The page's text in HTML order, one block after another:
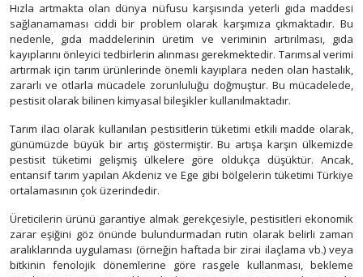
Hızla artmakta olan dünya nüfusu karşısında yeterli gıda maddesi
sağlanamaması ciddi bir problem olarak karşımıza çıkmaktadır. Bu
nedenle, gıda maddelerinin üretim ve veriminin artırılması, gıda
kayıplarını önleyici tedbirlerin alınması gerekmektedir. Tarımsal verimi
artırmak için tarım ürünlerinde önemli kayıplara neden olan hastalık,
zararlı ve otlarla mücadele zorunluluğu doğmuştur. Bu mücadelede,
pestisit olarak bilinen kimyasal bileşikler kullanılmaktadır.
Tarım ilacı olarak kullanılan pestisitlerin tüketimi etkili madde olarak,
günümüzde büyük bir artış göstermiştir. Bu artışa karşın ülkemizde
pestisit tüketimi gelişmiş ülkelere göre oldukça düşüktür. Ancak,
entansif tarım yapılan Akdeniz ve Ege gibi bölgelerin tüketimi Türkiye
ortalamasının çok üzerindedir.
Üreticilerin ürünü garantiye almak gerekçesiyle, pestisitleri ekonomik
zarar eşiğini göz önünde bulundurmadan rutin olarak belirli zaman
aralıklarında uygulaması (örneğin haftada bir zirai ilaçlama vb.) veya
bitkinin fenolojik dönemlerine göre rasgele kullanması, bekleme